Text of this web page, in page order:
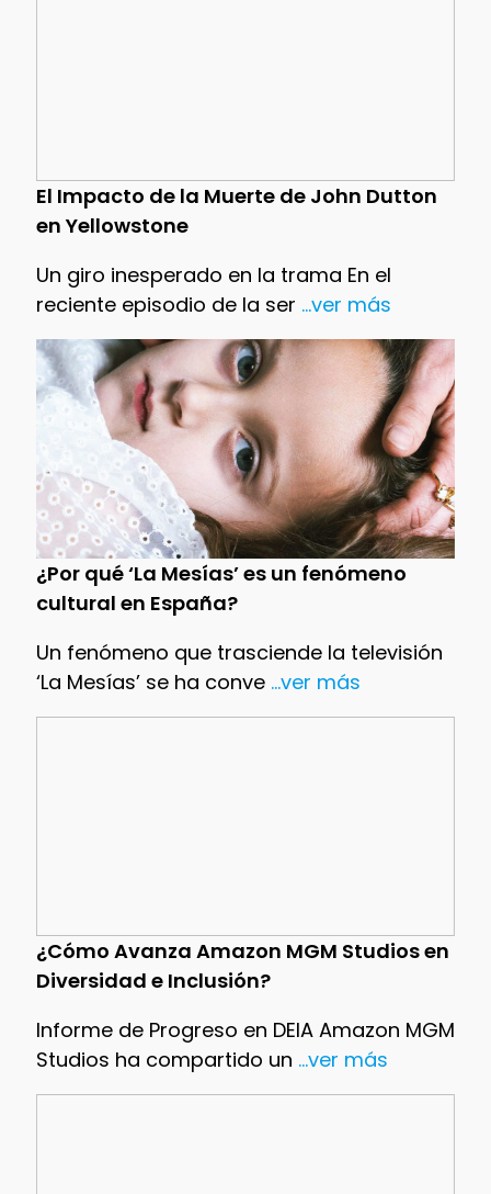
El Impacto de la Muerte de John Dutton
en Yellowstone
Un giro inesperado en la trama En el
reciente episodio de la ser ...ver más
¿Por qué ‘La Mesías’ es un fenómeno
cultural en España?
Un fenómeno que trasciende la televisión
‘La Mesías’ se ha conve...ver más
¿Cómo Avanza Amazon MGM Studios en
Diversidad e Inclusión?
Informe de Progreso en DEIA Amazon MGM
Studios ha compartido un ...ver más